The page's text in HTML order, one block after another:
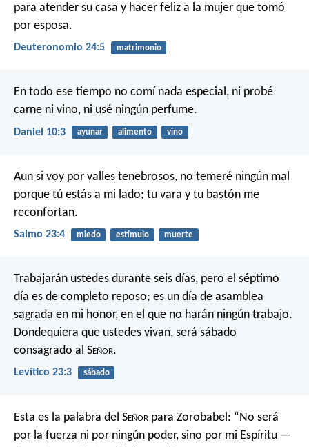
para atender su casa y hacer feliz a la mujer que tomó
por esposa.
Deuteronomio 24:5 matrimonio
En todo ese tiempo no comí nada especial, ni probé
carne ni vino, ni usé ningún perfume.
Daniel 10:3 ayunar alimento vino
Aun si voy por valles tenebrosos, no temeré ningún mal
porque tú estás a mi lado; tu vara y tu bastón me
reconfortan.
Salmo 23:4 miedo estímulo muerte
Trabajarán ustedes durante seis días, pero el séptimo
día es de completo reposo; es un día de asamblea
sagrada en mi honor, en el que no harán ningún trabajo.
Dondequiera que ustedes vivan, será sábado
consagrado al Señor.
Levítico 23:3 sábado
Esta es la palabra del Señor para Zorobabel: “No será
por la fuerza ni por ningún poder, sino por mi Espíritu —